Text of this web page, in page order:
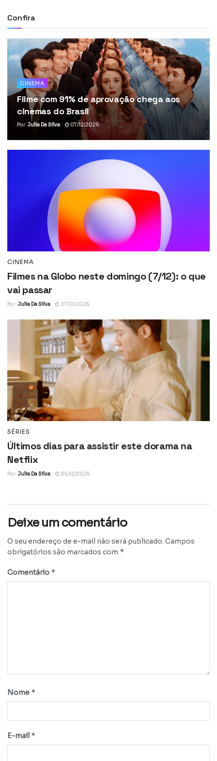
Confira
CINEMA
Filme com 91% de aprovação chega aos
cinemas do Brasil
Por Julia Da Silva 07/12/2025
CINEMA
Filmes na Globo neste domingo (7/12): o que
vai passar
Por Julia Da Silva 07/12/2025
SÉRIES
Últimos dias para assistir este dorama na
Netflix
Por Julia Da Silva 06/12/2025
Deixe um comentário
O seu endereço de e-mail não será publicado. Campos
obrigatórios são marcados com *
Comentário *
Nome *
E-mail *